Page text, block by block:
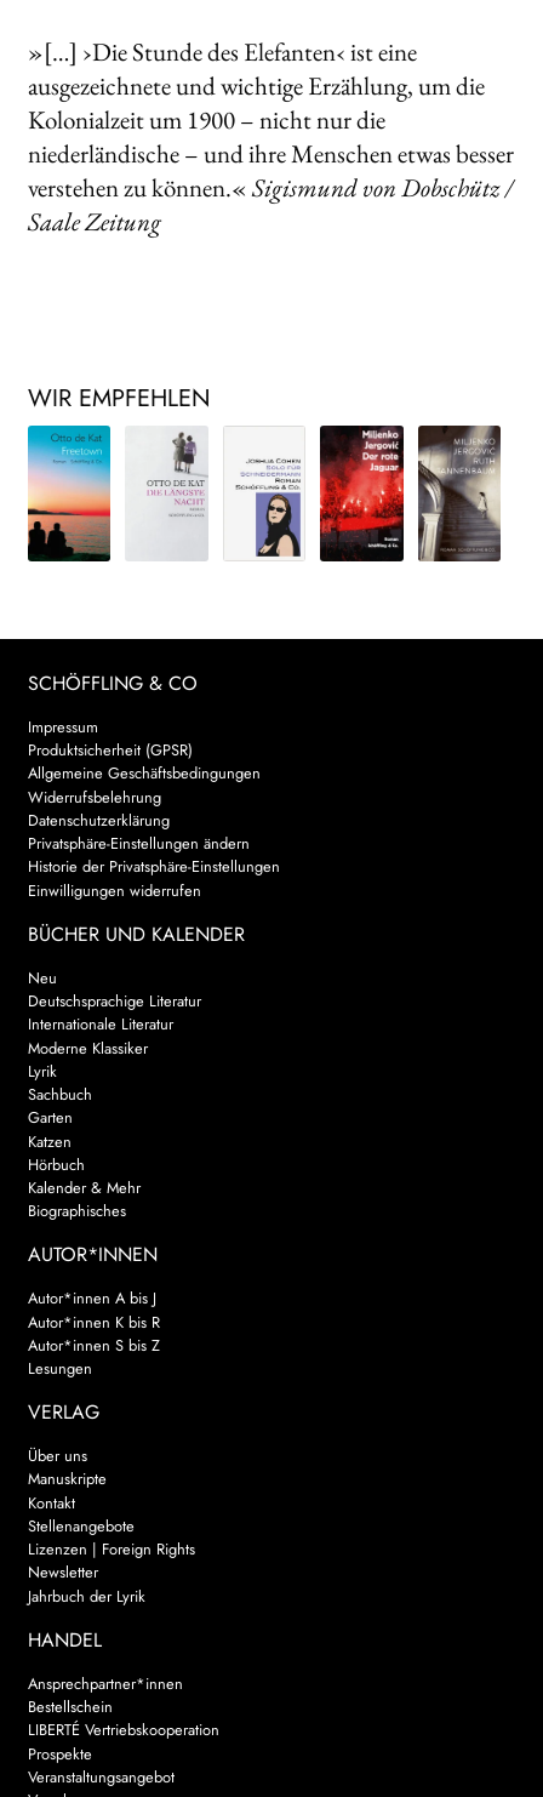
»[…] ›Die Stunde des Elefanten‹ ist eine
ausgezeichnete und wichtige Erzählung, um die
Kolonialzeit um 1900 – nicht nur die
niederländische – und ihre Menschen etwas besser
verstehen zu können.«Sigismund von Dobschütz /
Saale Zeitung
WIR EMPFEHLEN
SCHÖFFLING & CO
Impressum
Produktsicherheit (GPSR)
Allgemeine Geschäftsbedingungen
Widerrufsbelehrung
Datenschutzerklärung
Privatsphäre-Einstellungen ändern
Historie der Privatsphäre-Einstellungen
Einwilligungen widerrufen
BÜCHER UND KALENDER
Neu
Deutschsprachige Literatur
Internationale Literatur
Moderne Klassiker
Lyrik
Sachbuch
Garten
Katzen
Hörbuch
Kalender & Mehr
Biographisches
AUTOR*INNEN
Autor*innen A bis J
Autor*innen K bis R
Autor*innen S bis Z
Lesungen
VERLAG
Über uns
Manuskripte
Kontakt
Stellenangebote
Lizenzen | Foreign Rights
Newsletter
Jahrbuch der Lyrik
HANDEL
Ansprechpartner*innen
Bestellschein
LIBERTÉ Vertriebskooperation
Prospekte
Veranstaltungsangebot